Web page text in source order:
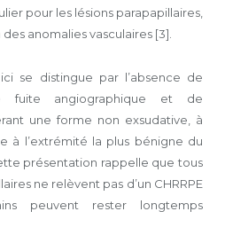
pour les lésions parapapillaires,
anomalies vasculaires [3].
se distingue par l’absence de
fuite angiographique et de
une forme non exsudative, à
à l’extrémité la plus bénigne du
présentation rappelle que tous
ne relèvent pas d’un CHRRPE
peuvent rester longtemps